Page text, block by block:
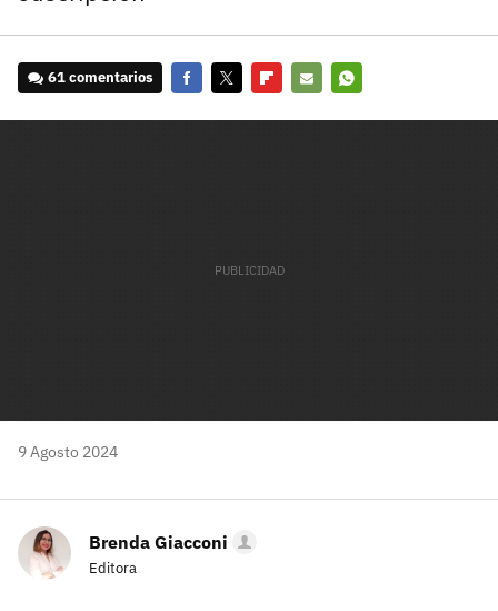
61 comentarios
9 Agosto 2024
Brenda Giacconi
Editora